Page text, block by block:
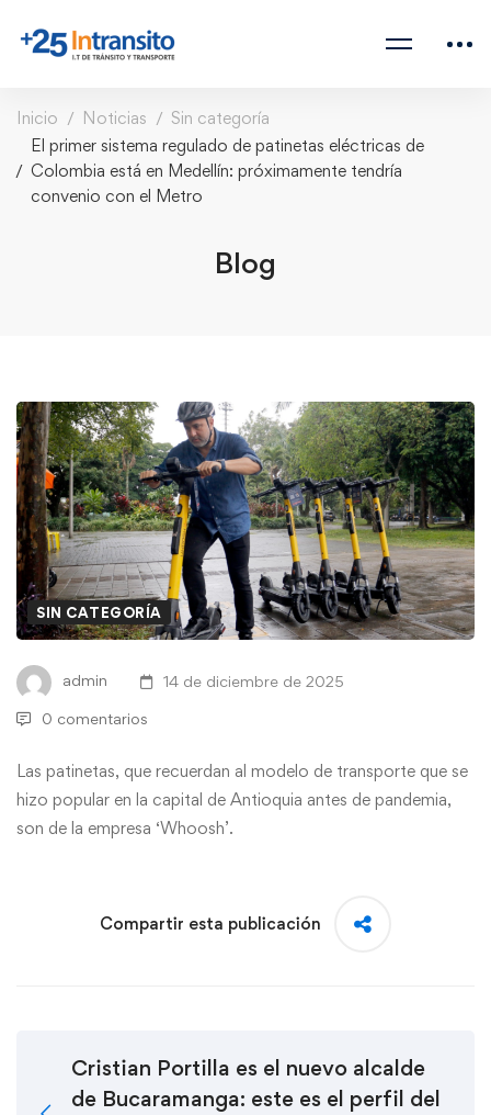
Inicio Noticias
Sin categoría
El primer sistema regulado de patinetas eléctricas de
Colombia está en Medellín: próximamente tendría
convenio con el Metro
Blog
SIN CATEGORÍA
admin 14 de diciembre de 2025
0 comentarios
Las patinetas, que recuerdan al modelo de transporte que se
hizo popular en la capital de Antioquia antes de pandemia,
son de la empresa ‘Whoosh’.
Compartir esta publicación
Cristian Portilla es el nuevo alcalde
de Bucaramanga: este es el perfil del